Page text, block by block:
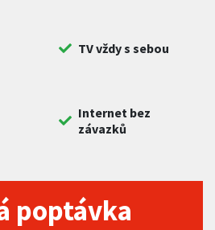
TV vždy s sebou
Internet bez
závazků
poptávka